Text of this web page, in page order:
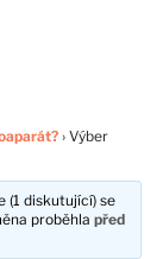
› Výber
(1 diskutující) se
proběhlapřed